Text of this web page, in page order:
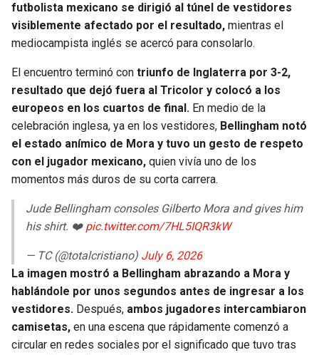
FALCONS
SAINTS
BUCCANEERS
TRAIL BLAZERS
futbolista mexicano se dirigió al túnel de vestidores
visiblemente afectado por el resultado, mientras el
mediocampista inglés se acercó para consolarlo.
El encuentro terminó con triunfo de Inglaterra por 3-2,
resultado que dejó fuera al Tricolor y colocó a los
europeos en los cuartos de final. En medio de la
celebración inglesa, ya en los vestidores, Bellingham notó
el estado anímico de Mora y tuvo un gesto de respeto
con el jugador mexicano, quien vivía uno de los
momentos más duros de su corta carrera.
Jude Bellingham consoles Gilberto Mora and gives him
his shirt. ❤️ pic.twitter.com/7HL5IQR3kW
— TC (@totalcristiano) July 6, 2026
La imagen mostró a Bellingham abrazando a Mora y
hablándole por unos segundos antes de ingresar a los
vestidores. Después, ambos jugadores intercambiaron
camisetas, en una escena que rápidamente comenzó a
circular en redes sociales por el significado que tuvo tras